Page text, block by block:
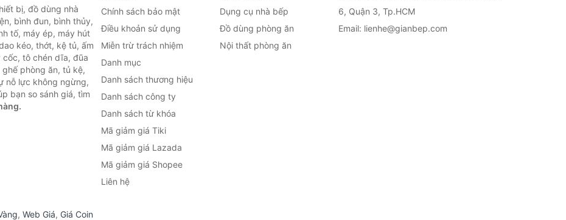
bị, đồ dùng nhà
bình đun, bình thủy,
tố, máy ép, máy hút
kéo, thớt, kệ tủ, ấm
tô chén dĩa, đũa
phòng ăn, tủ kệ,
nỗ lực không ngừng,
bạn so sánh giá, tìm
Chính sách bảo mật
Điều khoản sử dụng
Miễn trừ trách nhiệm
Danh mục
Danh sách thương hiệu
Danh sách công ty
Danh sách từ khóa
Mã giảm giá Tiki
Mã giảm giá Lazada
Mã giảm giá Shopee
Liên hệ
Dụng cụ nhà bếp
Đồ dùng phòng ăn
Nội thất phòng ăn
6, Quận 3, Tp.HCM
Email: lienhe@gianbep.com
, Web Giá, Giá Coin